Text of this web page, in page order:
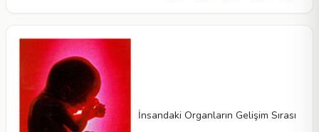
İnsandaki Organların Gelişim Sırası